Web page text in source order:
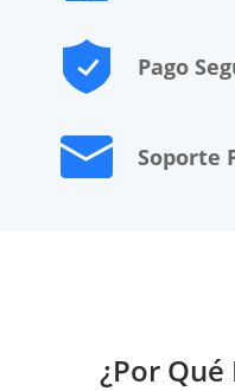
Pago
Soporte
¿Por Qué